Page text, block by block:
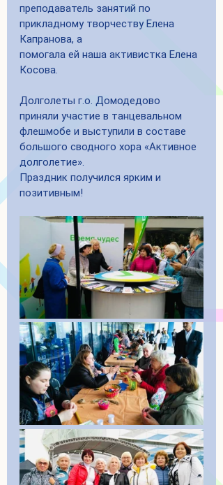
преподаватель занятий по
прикладному творчеству Елена
Капранова, а
помогала ей наша активистка Елена
Косова.
Долголеты г.о. Домодедово
приняли участие в танцевальном
флешмобе и выступили в составе
большого сводного хора «Активное
долголетие».
Праздник получился ярким и
позитивным!